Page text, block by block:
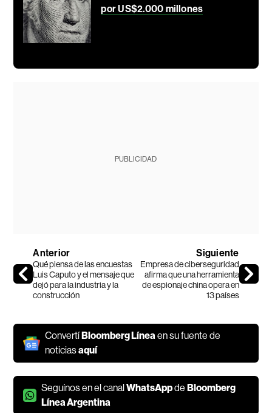
por US$2.000 millones
PUBLICIDAD
Anterior
Qué piensa de las encuestas
Luis Caputo y el mensaje que
dejó para la industria y la
construcción
Siguiente
Empresa de ciberseguridad
afirma que una herramienta
de espionaje china opera en
13 países
Convertí Bloomberg Líneaen su fuente de
noticiasaquí
Seguínos en el canalWhatsAppde Bloomberg
Línea Argentina